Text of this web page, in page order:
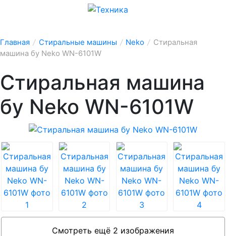
Главная / Стиральные машины / Neko / Стиральная
машина бу Neko WN-6101W
Стиральная машина
бу Neko WN-6101W
Смотреть ещё 2 изображения